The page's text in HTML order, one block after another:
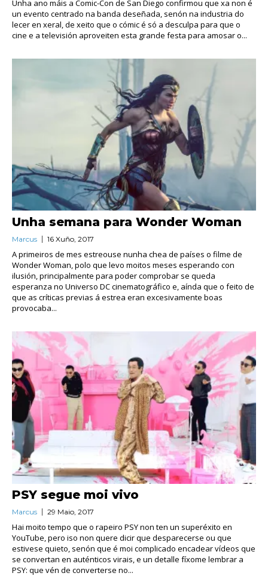
Unha ano máis a Comic-Con de San Diego confirmou que xa non é
un evento centrado na banda deseñada, senón na industria do
lecer en xeral, de xeito que o cómic é só a desculpa para que o
cine e a televisión aproveiten esta grande festa para amosar o...
Unha semana para Wonder Woman
Marcus 16 Xuño, 2017
A primeiros de mes estreouse nunha chea de países o filme de
Wonder Woman, polo que levo moitos meses esperando con
ilusión, principalmente para poder comprobar se queda
esperanza no Universo DC cinematográfico e, aínda que o feito de
que as críticas previas á estrea eran excesivamente boas
provocaba...
PSY segue moi vivo
Marcus 29 Maio, 2017
Hai moito tempo que o rapeiro PSY non ten un superéxito en
YouTube, pero iso non quere dicir que desparecerse ou que
estivese quieto, senón que é moi complicado encadear vídeos que
se convertan en auténticos virais, e un detalle fíxome lembrar a
PSY: que vén de converterse no...